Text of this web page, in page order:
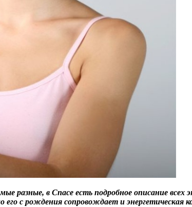
разные, в Спасе есть подробное описание всех
с рождения сопровождает и энергетическая